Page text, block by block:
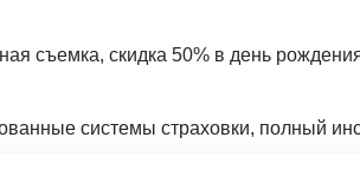
съемка, скидка 50% в день
системы страховки, полный